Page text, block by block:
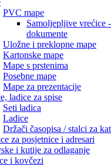
PVC mape
Samoljepljive vrećice
dokumente
Uložne i preklopne mape
Kartonske mape
Mape s prstenima
Posebne mape
Mape za prezentacije
ladice za spise
Seti ladica
Ladice
Držači časopisa / stalci za
za posjetnice i adresari
i kutije za odlaganje
i kovčezi